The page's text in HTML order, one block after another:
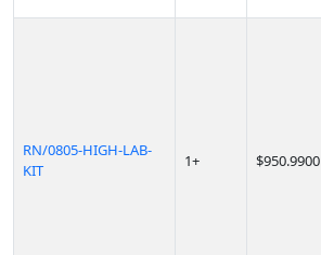
RN/0805-HIGH-LAB-
KIT
1+ $950.9900